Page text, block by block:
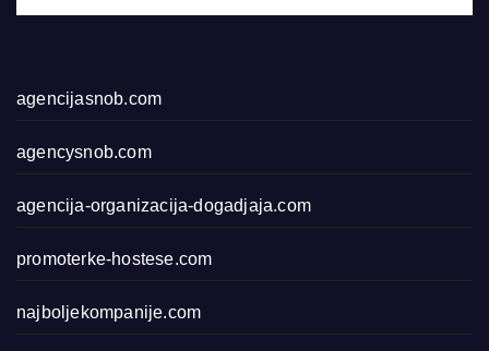
agencijasnob.com
agencysnob.com
agencija-organizacija-dogadjaja.com
promoterke-hostese.com
najboljekompanije.com